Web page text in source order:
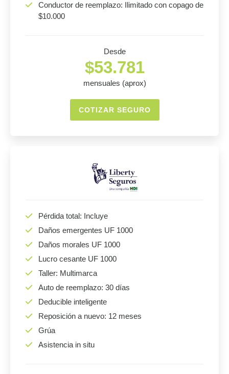
Conductor de reemplazo: Ilimitado con copago de
$10.000
Desde
$53.781
mensuales (aprox)
COTIZAR SEGURO
Pérdida total: Incluye
Daños emergentes UF 1000
Daños morales UF 1000
Lucro cesante UF 1000
Taller: Multimarca
Auto de reemplazo: 30 días
Deducible inteligente
Reposición a nuevo: 12 meses
Grúa
Asistencia in situ